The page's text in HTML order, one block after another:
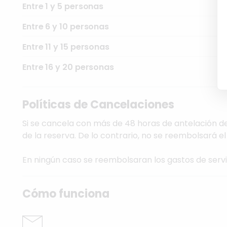
Entre 1 y 5 personas
Entre 6 y 10 personas
Entre 11 y 15 personas
Entre 16 y 20 personas
Políticas de Cancelaciones
Si se cancela con más de 48 horas de antelación
de la reserva. De lo contrario, no se reembolsará
En ningún caso se reembolsaran los gastos de
Cómo funciona